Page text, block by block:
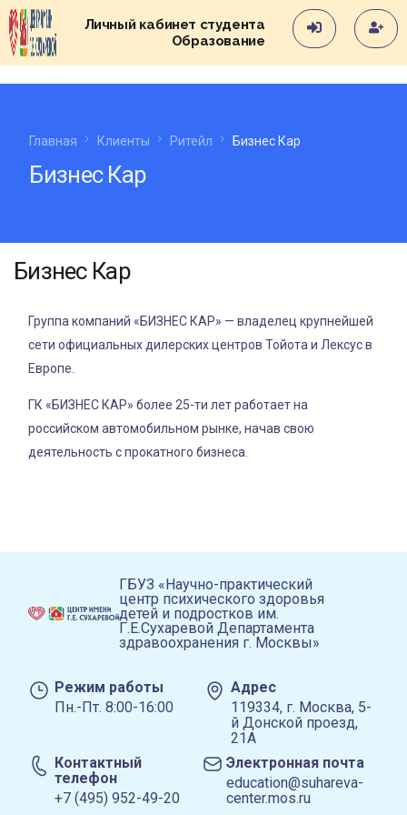
Личный кабинет студента
Образование
Главная Клиенты Ритейл Бизнес Кар
Бизнес Кар
Бизнес Кар
Группа компаний «БИЗНЕС КАР» — владелец крупнейшей
сети официальных дилерских центров Тойота и Лексус в
Европе.
ГК «БИЗНЕС КАР» более 25-ти лет работает на
российском автомобильном рынке, начав свою
деятельность с прокатного бизнеса.
ГБУЗ «Научно-практический
центр психического здоровья
детей и подростков им.
Г.Е.Сухаревой Департамента
здравоохранения г. Москвы»
Режим работы
Пн.-Пт. 8:00-16:00
Адрес
119334, г. Москва, 5-
й Донской проезд,
21А
Контактный
телефон
+7 (495) 952-49-20
Электронная почта
education@suhareva-
center.mos.ru